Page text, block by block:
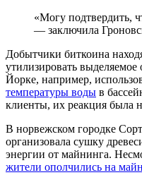
«Могу подтвердить,
— заключила
Добытчики биткоина
утилизировать
Йорке, например,
температуры воды в
клиенты, их реакция была
В норвежском городке
организовала сушку
энергии от майнинга.
жители ополчились на